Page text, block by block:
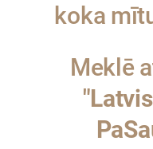
koka
Meklē